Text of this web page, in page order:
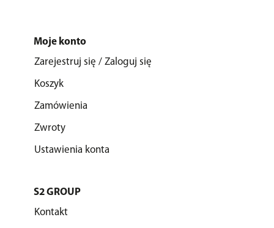
Moje konto
Zarejestruj się / Zaloguj się
Koszyk
Zamówienia
Zwroty
Ustawienia konta
S2 GROUP
Kontakt